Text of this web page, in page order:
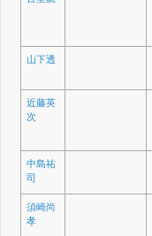
山下透
近藤英
次
中島祐
司
須崎尚
孝